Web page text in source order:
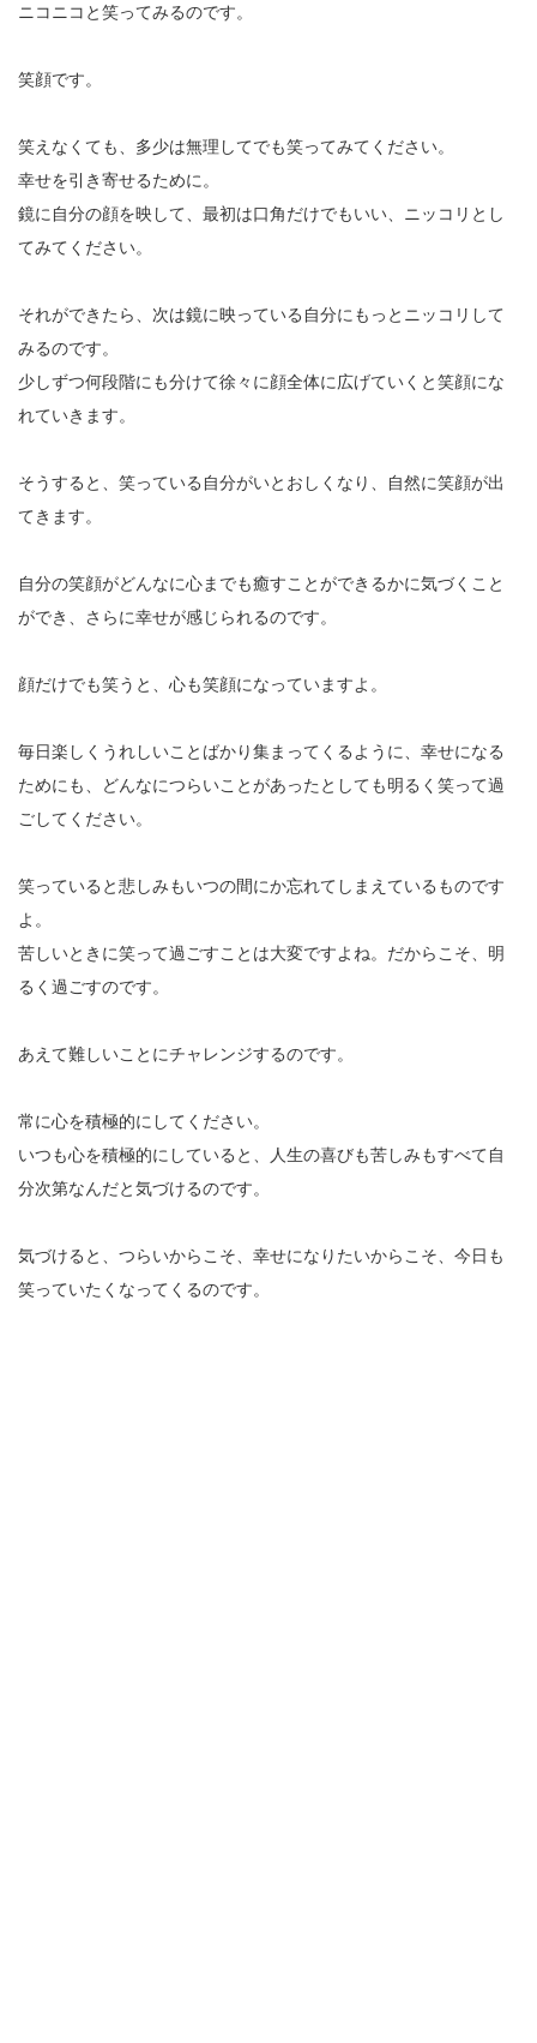
ニコニコと笑ってみるのです。
笑顔です。
笑えなくても、多少は無理してでも笑ってみてください。
幸せを引き寄せるために。
鏡に自分の顔を映して、最初は口角だけでもいい、ニッコリとし
てみてください。
それができたら、次は鏡に映っている自分にもっとニッコリして
みるのです。
少しずつ何段階にも分けて徐々に顔全体に広げていくと笑顔にな
れていきます。
そうすると、笑っている自分がいとおしくなり、自然に笑顔が出
てきます。
自分の笑顔がどんなに心までも癒すことができるかに気づくこと
ができ、さらに幸せが感じられるのです。
顔だけでも笑うと、心も笑顔になっていますよ。
毎日楽しくうれしいことばかり集まってくるように、幸せになる
ためにも、どんなにつらいことがあったとしても明るく笑って過
ごしてください。
笑っていると悲しみもいつの間にか忘れてしまえているものです
よ。
苦しいときに笑って過ごすことは大変ですよね。だからこそ、明
るく過ごすのです。
あえて難しいことにチャレンジするのです。
常に心を積極的にしてください。
いつも心を積極的にしていると、人生の喜びも苦しみもすべて自
分次第なんだと気づけるのです。
気づけると、つらいからこそ、幸せになりたいからこそ、今日も
笑っていたくなってくるのです。